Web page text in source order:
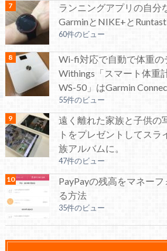
ランニングアプリの自分
GarminとNIKE+と
60件のビュー
Wi-fi対応で自動で体重の
Withings「スマート体重
WS-50」はGarmin
55件のビュー
遠く離れた家族と子供の
トをプレゼントしてス
族アルバムに。
47件のビュー
PayPayの残高をマネー
る方法
35件のビュー